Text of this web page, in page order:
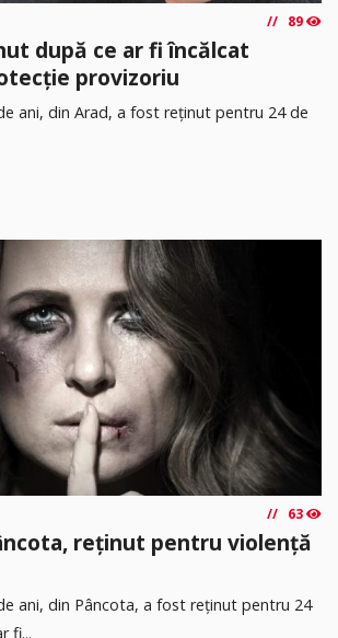
89
după ce ar fi încălcat
provizoriu
ani, din Arad, a fost reținut pentru 24 de
63
reținut pentru violență
ani, din Pâncota, a fost reținut pentru 24
fi...